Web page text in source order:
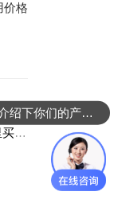
价格
呢
的
可以介绍下你们的产品么？